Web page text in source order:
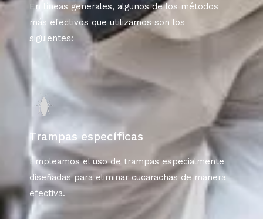
En líneas generales, algunos de los métodos
más efectivos que utilizamos son los
siguientes:
Trampas específicas
Empleamos el uso de trampas especialmente
diseñadas para eliminar cucarachas de manera
efectiva.